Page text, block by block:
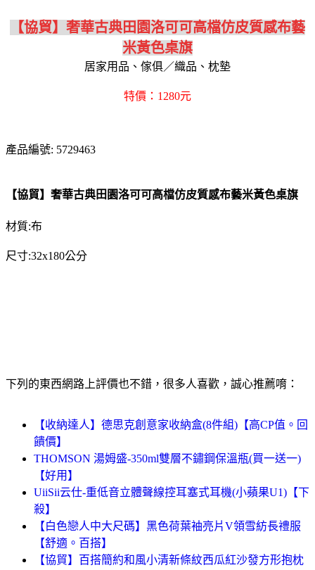
【協貿】奢華古典田園洛可可高檔仿皮質感布藝
米黃色桌旗
居家用品、傢俱／織品、枕墊
特價：1280元
產品編號: 5729463
【協貿】奢華古典田園洛可可高檔仿皮質感布藝米黃色桌旗
材質:布
尺寸:32x180公分
下列的東西網路上評價也不錯，很多人喜歡，誠心推薦唷：
【收納達人】德思克創意家收納盒(8件組)【高CP值。回
饋價】
THOMSON 湯姆盛-350ml雙層不鏽鋼保溫瓶(買一送一)
【好用】
UiiSii云仕-重低音立體聲線控耳塞式耳機(小蘋果U1)【下
殺】
【白色戀人中大尺碼】黑色荷葉袖亮片V領雪紡長禮服
【舒適。百搭】
【協貿】百搭簡約和風小清新條紋西瓜紅沙發方形抱枕